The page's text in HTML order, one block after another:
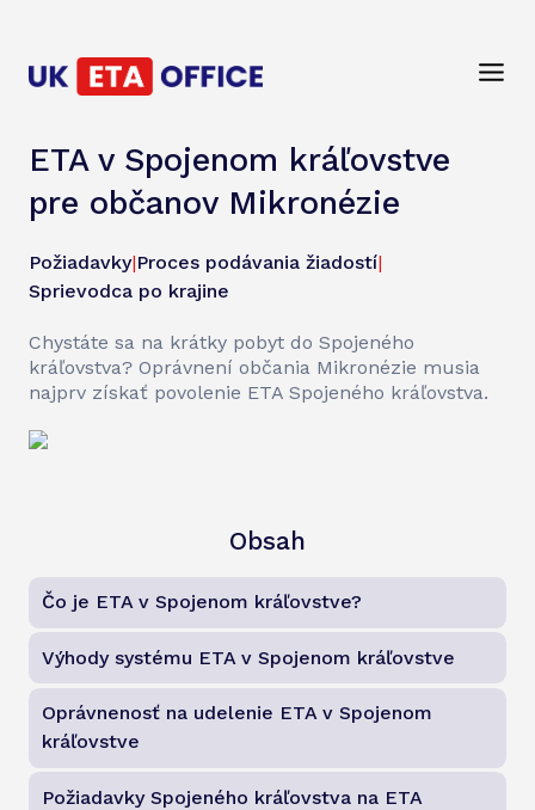
ETA v Spojenom kráľovstve
pre občanov Mikronézie
Požiadavky|Proces podávania žiadostí|
Sprievodca po krajine
Chystáte sa na krátky pobyt do Spojeného
kráľovstva? Oprávnení občania Mikronézie musia
najprv získať povolenie ETA Spojeného kráľovstva.
Obsah
Čo je ETA v Spojenom kráľovstve?
Výhody systému ETA v Spojenom kráľovstve
Oprávnenosť na udelenie ETA v Spojenom
kráľovstve
Požiadavky Spojeného kráľovstva na ETA